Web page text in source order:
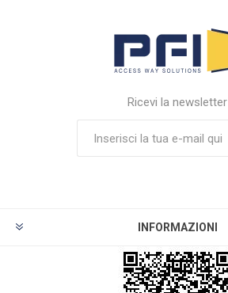
Ricevi la newsletter
INFORMAZIONI